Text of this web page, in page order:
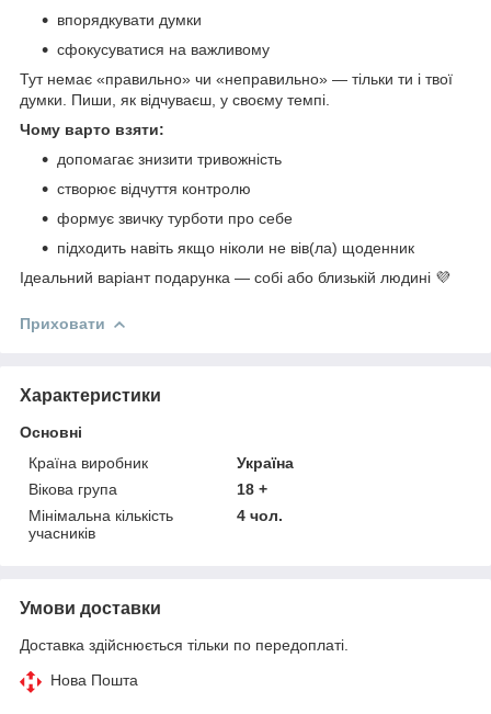
впорядкувати думки
сфокусуватися на важливому
Тут немає «правильно» чи «неправильно» — тільки ти і твої
думки. Пиши, як відчуваєш, у своєму темпі.
Чому варто взяти:
допомагає знизити тривожність
створює відчуття контролю
формує звичку турботи про себе
підходить навіть якщо ніколи не вів(ла) щоденник
Ідеальний варіант подарунка — собі або близькій людині 💜
Приховати
Характеристики
Основні
Країна виробник
Україна
Вікова група
18 +
Мінімальна кількість
учасників
4 чол.
Умови доставки
Доставка здійснюється тільки по передоплаті.
Нова Пошта